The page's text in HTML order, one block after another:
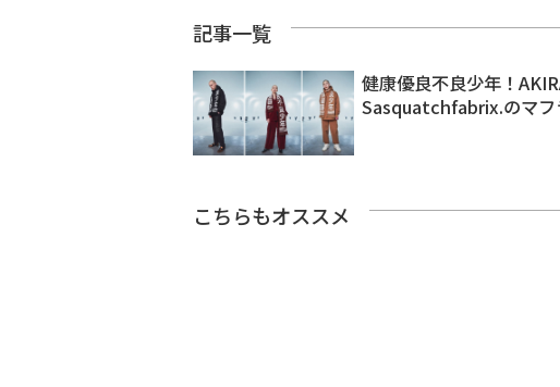
記事一覧
健康優良不良少年！
Sasquatchfabrix.のマフ
こちらもオススメ